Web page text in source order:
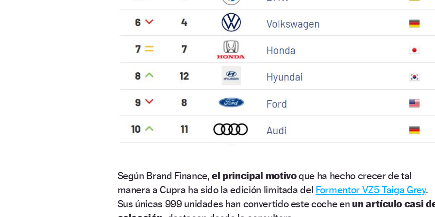
Según Brand Finance,el principal motivoque ha hecho crecer de tal
manera a Cupra ha sido la edición limitada del Formentor VZ5 Taiga Grey.
Sus únicas 999 unidades han convertido este coche en un artículo casi